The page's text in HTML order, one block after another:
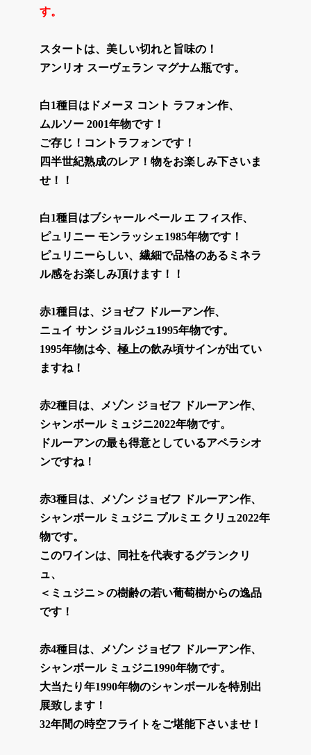
す。
スタートは、美しい切れと旨味の！
アンリオ スーヴェラン マグナム瓶です。
白1種目はドメーヌ コント ラフォン作、
ムルソー 2001年物です！
ご存じ！コントラフォンです！
四半世紀熟成のレア！物をお楽しみ下さいま
せ！！
白1種目はブシャール ペール エ フィス作、
ピュリニー モンラッシェ1985年物です！
ピュリニーらしい、繊細で品格のあるミネラ
ル感をお楽しみ頂けます！！
赤1種目は、ジョゼフ ドルーアン作、
ニュイ サン ジョルジュ1995年物です。
1995年物は今、極上の飲み頃サインが出てい
ますね！
赤2種目は、メゾン ジョゼフ ドルーアン作、
シャンボール ミュジニ2022年物です。
ドルーアンの最も得意としているアペラシオ
ンですね！
赤3種目は、メゾン ジョゼフ ドルーアン作、
シャンボール ミュジニ プルミエ クリュ2022年
物です。
このワインは、同社を代表するグランクリ
ュ、
＜ミュジニ＞の樹齢の若い葡萄樹からの逸品
です！
赤4種目は、メゾン ジョゼフ ドルーアン作、
シャンボール ミュジニ1990年物です。
大当たり年1990年物のシャンボールを特別出
展致します！
32年間の時空フライトをご堪能下さいませ！